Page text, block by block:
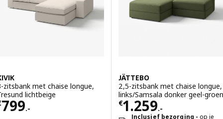
zitsbank met chaise longue,
lichtbeige
799.-
€ 799.-
JÄTTEBO
2,5-zitsbank met chaise longue,
links/Samsala donker geel-groen
€1.259.-
Prijs € 1259.-
Inclusief bezorging
op je